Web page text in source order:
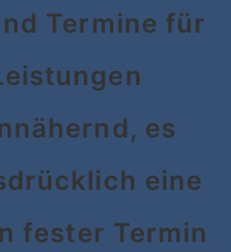
Termine für
es
eine
fester Termin